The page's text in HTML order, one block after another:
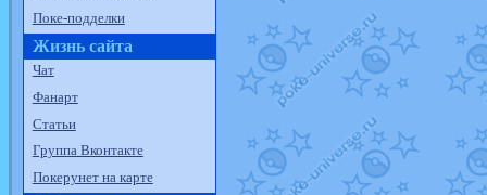
Поке-подделки
Жизнь сайта
Чат
Фанарт
Статьи
Группа Вконтакте
Покерунет на карте